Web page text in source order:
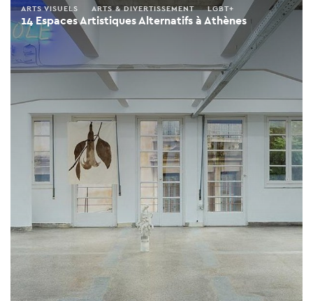
14 Espaces Artistiques Alternatifs à Athènes
ARTS VISUELS ARTS & DIVERTISSEMENT LGBT+